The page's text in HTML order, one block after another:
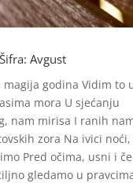
Avgust
magija godina Vidim to
mora U sjećanju
nam mirisa I ranih
zora Na ivici noći,
Pred očima, usni i
gledamo u